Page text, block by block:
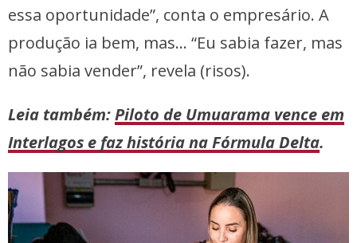
essa oportunidade”, conta o empresário. A
produção ia bem, mas… “Eu sabia fazer, mas
não sabia vender”, revela (risos).
Leia também:Piloto de Umuarama vence em
Interlagos e faz história na Fórmula Delta.